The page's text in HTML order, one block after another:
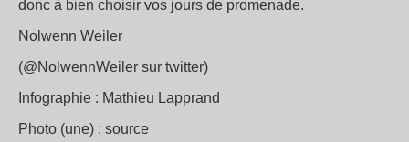
donc à bien choisir vos jours de promenade.
Nolwenn Weiler
(@NolwennWeiler sur twitter)
Infographie : Mathieu Lapprand
Photo (une) : source